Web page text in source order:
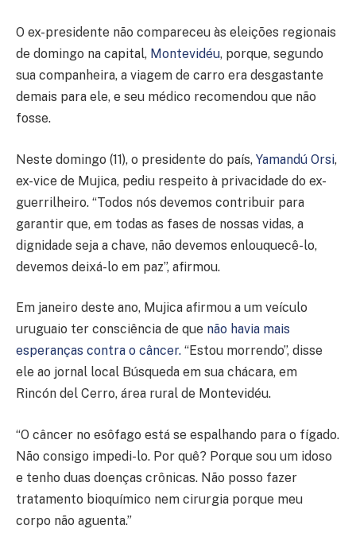
O ex-presidente não compareceu às eleições regionais
de domingo na capital, Montevidéu, porque, segundo
sua companheira, a viagem de carro era desgastante
demais para ele, e seu médico recomendou que não
fosse.
Neste domingo (11), o presidente do país, Yamandú Orsi,
ex-vice de Mujica, pediu respeito à privacidade do ex-
guerrilheiro. “Todos nós devemos contribuir para
garantir que, em todas as fases de nossas vidas, a
dignidade seja a chave, não devemos enlouquecê-lo,
devemos deixá-lo em paz”, afirmou.
Em janeiro deste ano, Mujica afirmou a um veículo
uruguaio ter consciência de que não havia mais
esperanças contra o câncer. “Estou morrendo”, disse
ele ao jornal local Búsqueda em sua chácara, em
Rincón del Cerro, área rural de Montevidéu.
“O câncer no esôfago está se espalhando para o fígado.
Não consigo impedi-lo. Por quê? Porque sou um idoso
e tenho duas doenças crônicas. Não posso fazer
tratamento bioquímico nem cirurgia porque meu
corpo não aguenta.”